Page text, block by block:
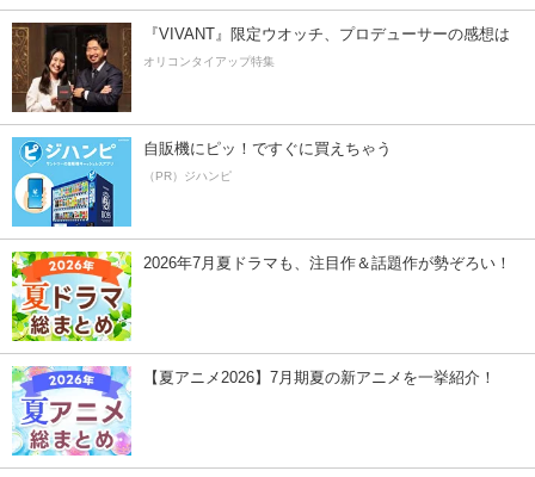
『VIVANT』限定ウオッチ、プロデューサーの感想は
オリコンタイアップ特集
自販機にピッ！ですぐに買えちゃう
（PR）ジハンピ
2026年7月夏ドラマも、注目作＆話題作が勢ぞろい！
【夏アニメ2026】7月期夏の新アニメを一挙紹介！